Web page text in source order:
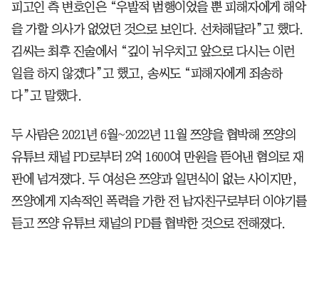
피고인 측 변호인은 “우발적 범행이었을 뿐 피해자에게 해악
을 가할 의사가 없었던 것으로 보인다. 선처해달라”고 했다.
김씨는 최후 진술에서 “깊이 뉘우치고 앞으로 다시는 이런
일을 하지 않겠다”고 했고, 송씨도 “피해자에게 죄송하
다”고 말했다.
두 사람은 2021년 6월~2022년 11월 쯔양을 협박해 쯔양의
유튜브 채널 PD로부터 2억 1600여 만원을 뜯어낸 혐의로 재
판에 넘겨졌다. 두 여성은 쯔양과 일면식이 없는 사이지만,
쯔양에게 지속적인 폭력을 가한 전 남자친구로부터 이야기를
듣고 쯔양 유튜브 채널의 PD를 협박한 것으로 전해졌다.